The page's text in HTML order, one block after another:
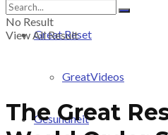
Great Reset
GreatVideos
Gesundheit
No Result
View All Result
The Great